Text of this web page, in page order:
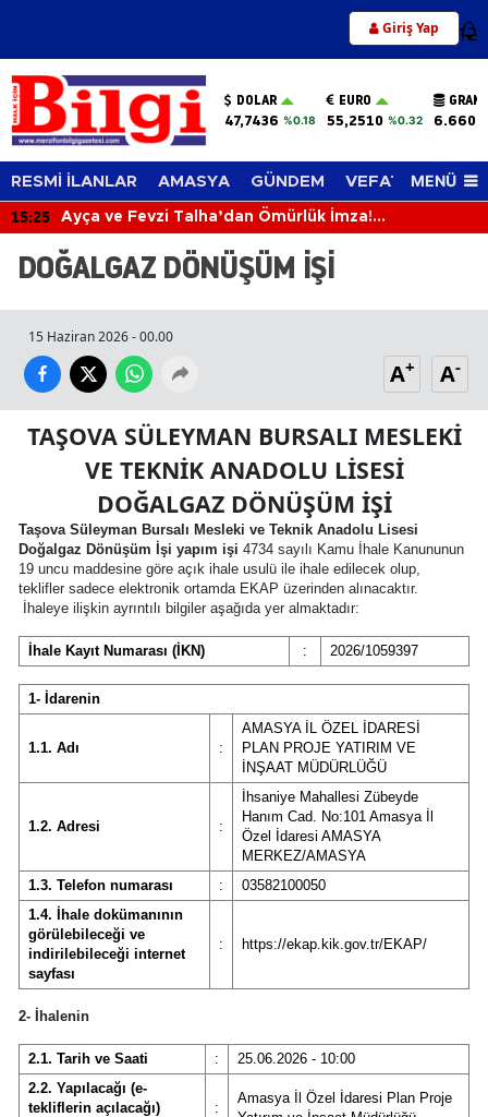
Giriş Yap 12
DOLAR
47,7436 %0.18
EURO
55,2510 %0.32
RESMİ İLANLAR AMASYA GÜNDEM VEFAT EDENLER
MENÜ
15:25
Ayça ve Fevzi Talha’dan Ömürlük İmza!
DOĞALGAZ DÖNÜŞÜM İŞİ
15 Haziran 2026 - 00.00
A+ A-
TAŞOVA SÜLEYMAN BURSALI MESLEKİ
VE TEKNİK ANADOLU LİSESİ
DOĞALGAZ DÖNÜŞÜM İŞİ
Taşova Süleyman Bursalı Mesleki ve Teknik Anadolu Lisesi
Doğalgaz Dönüşüm İşi yapım işi 4734 sayılı Kamu İhale Kanununun
19 uncu maddesine göre açık ihale usulü ile ihale edilecek olup,
teklifler sadece elektronik ortamda EKAP üzerinden alınacaktır.
İhaleye ilişkin ayrıntılı bilgiler aşağıda yer almaktadır:
İhale Kayıt Numarası (İKN) : 2026/1059397
1- İdarenin
1.1. Adı :
AMASYA İL ÖZEL İDARESİ
PLAN PROJE YATIRIM VE
İNŞAAT MÜDÜRLÜĞÜ
1.2. Adresi :
İhsaniye Mahallesi Zübeyde
Hanım Cad. No:101 Amasya İl
Özel İdaresi AMASYA
MERKEZ/AMASYA
1.3. Telefon numarası
:
03582100050
1.4. İhale dokümanının
görülebileceği ve
indirilebileceği internet
sayfası
: https://ekap.kik.gov.tr/EKAP/
2- İhalenin
2.1. Tarih ve Saati :
25.06.2026 - 10:00
2.2. Yapılacağı (e-
tekliflerin açılacağı)
:
Amasya İl Özel İdaresi Plan Proje